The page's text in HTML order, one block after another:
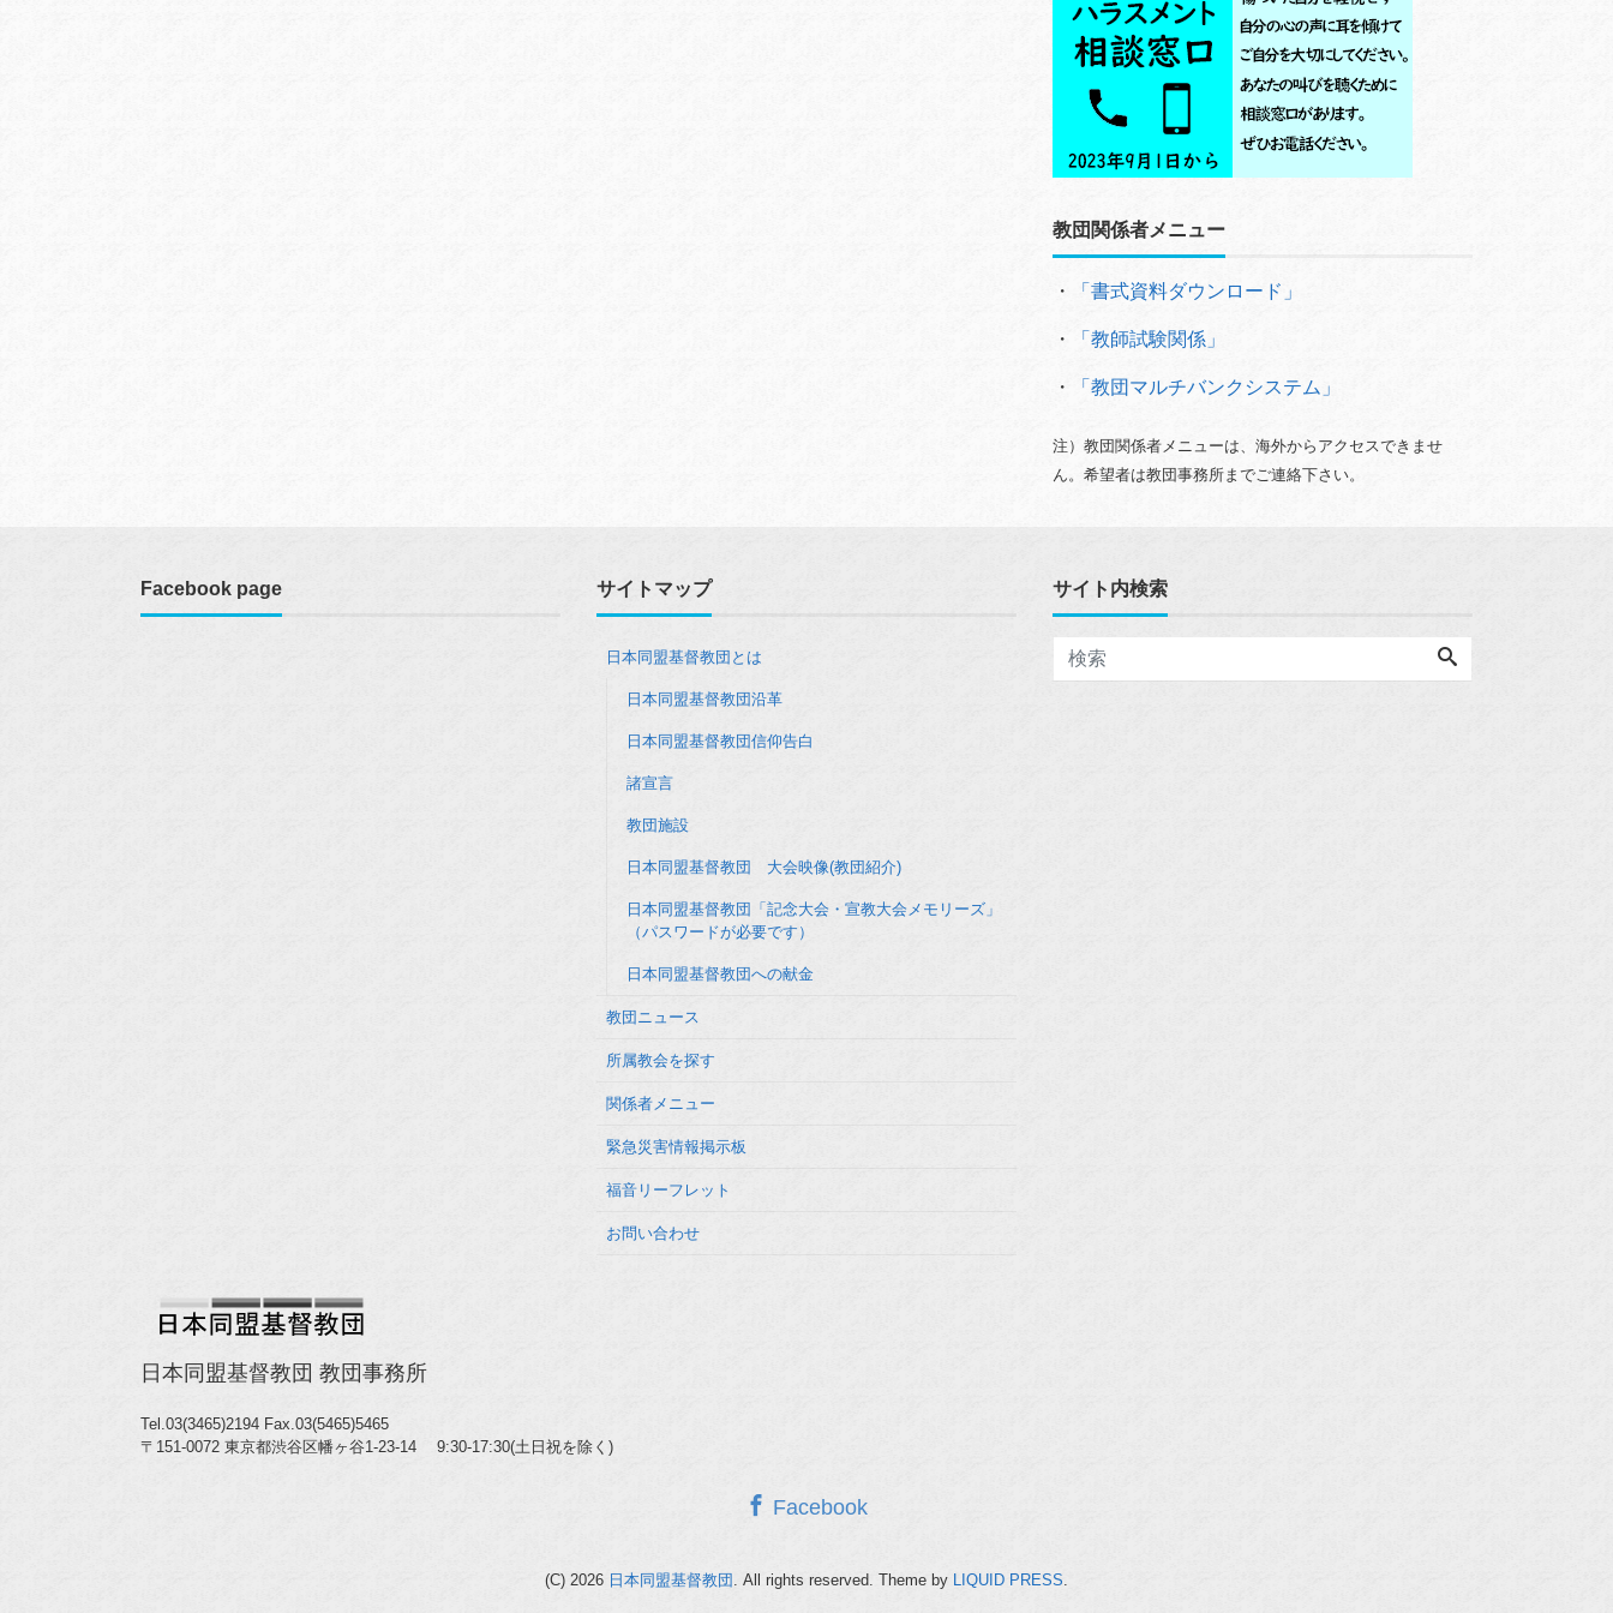
教団関係者メニュー
・ 「書式資料ダウンロード」
・ 「教師試験関係」
・ 「教団マルチバンクシステム」
注）教団関係者メニューは、海外からアクセスできませ
ん。希望者は教団事務所までご連絡下さい。
Facebook page サイトマップ
日本同盟基督教団とは
日本同盟基督教団沿革
日本同盟基督教団信仰告白
諸宣言
教団施設
日本同盟基督教団 大会映像(教団紹介)
日本同盟基督教団「記念大会・宣教大会メモリーズ」
（パスワードが必要です）
日本同盟基督教団への献金
教団ニュース
所属教会を探す
関係者メニュー
緊急災害情報掲示板
福音リーフレット
お問い合わせ
サイト内検索
日本同盟基督教団 教団事務所
Tel.03(3465)2194 Fax.03(5465)5465
〒151-0072 東京都渋谷区幡ヶ谷1-23-14 9:30-17:30(土日祝を除く)
Facebook
(C) 2026 日本同盟基督教団 . All rights reserved. Theme by LIQUID PRESS